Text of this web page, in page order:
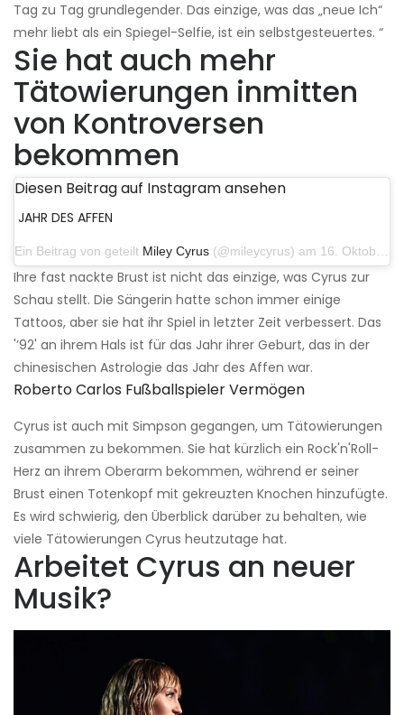
Tag zu Tag grundlegender. Das einzige, was das „neue Ich“
mehr liebt als ein Spiegel-Selfie, ist ein selbstgesteuertes. “
Sie hat auch mehr
Tätowierungen inmitten
von Kontroversen
bekommen
Diesen Beitrag auf Instagram ansehen
JAHR DES AFFEN
Ein Beitrag von geteilt Miley Cyrus (@mileycyrus) am 16. Oktober 2019 um 19:04 Uhr PDT
Ihre fast nackte Brust ist nicht das einzige, was Cyrus zur
Schau stellt. Die Sängerin hatte schon immer einige
Tattoos, aber sie hat ihr Spiel in letzter Zeit verbessert. Das
'’92' an ihrem Hals ist für das Jahr ihrer Geburt, das in der
chinesischen Astrologie das Jahr des Affen war.
Roberto Carlos Fußballspieler Vermögen
Cyrus ist auch mit Simpson gegangen, um Tätowierungen
zusammen zu bekommen. Sie hat kürzlich ein Rock'n'Roll-
Herz an ihrem Oberarm bekommen, während er seiner
Brust einen Totenkopf mit gekreuzten Knochen hinzufügte.
Es wird schwierig, den Überblick darüber zu behalten, wie
viele Tätowierungen Cyrus heutzutage hat.
Arbeitet Cyrus an neuer
Musik?